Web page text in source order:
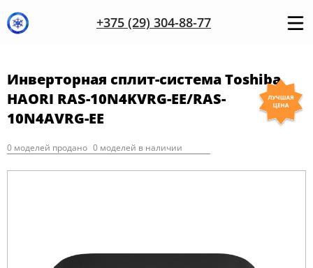
+375 (29) 304-88-77
Инверторная сплит-система Toshiba
HAORI RAS-10N4KVRG-EE/RAS-
10N4AVRG-EE
0 моделей продано 0 моделей в наличии